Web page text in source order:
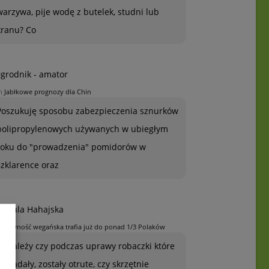
pije wodę z butelek, studni lub
Co
- amator
Jabłkowe prognozy dla Chin
sposobu zabezpieczenia sznurków
używanych w ubiegłym
do "prowadzenia" pomidorów w
oraz
Urszula Hahajska
Żywność wegańska trafia już do ponad 1/3 Polaków
To zależy czy podczas uprawy robaczki które
ją zjadały, zostały otrute, czy skrzętnie